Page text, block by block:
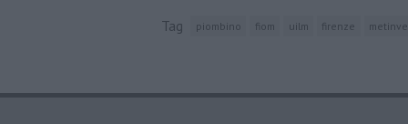
Tag piombino fiom uilm firenze